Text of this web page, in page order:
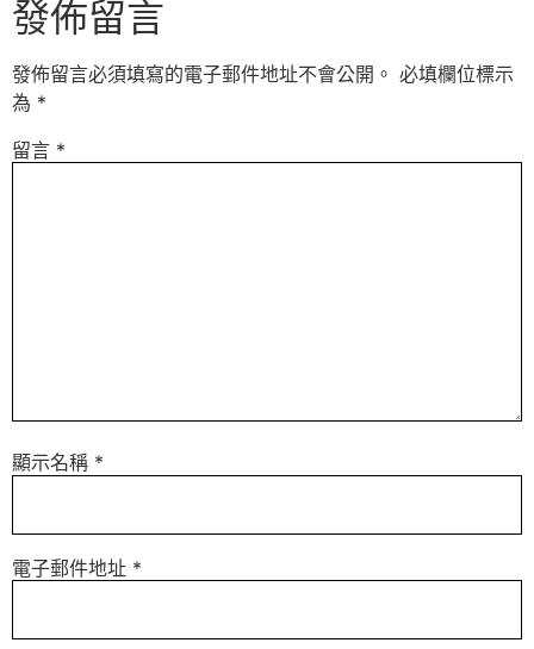
發佈留言
發佈留言必須填寫的電子郵件地址不會公開。 必填欄位標示
為 *
留言 *
顯示名稱 *
電子郵件地址 *